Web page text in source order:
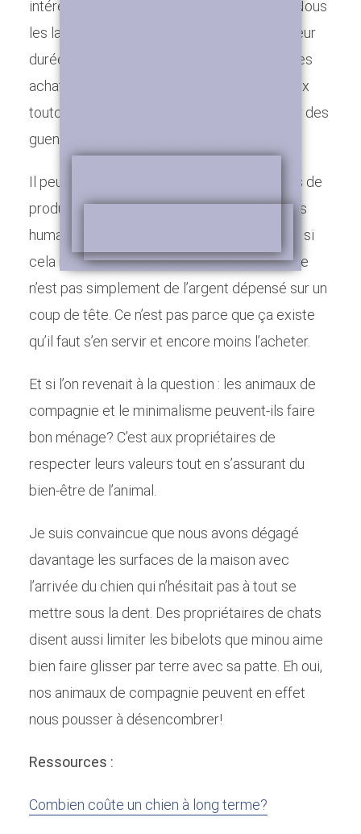
Par
intéressent notre animal plus que d’autres. Nous
les lavons régulièrement ce qui augmente leur
durée de vie. Pas toujours besoin de faire des
achats : l’on peut modifier et réparer les vieux
toutous pour les rendre sécuritaires, tresser des
guenilles pour des cordes à mordiller, etc.
Il peut y avoir des justifications pour l’achats de
produits pour animaux mais, comme pour les
humains, il faut se poser la question à savoir si
cela nous rapproche de nos priorités ou si ce
n’est pas simplement de l’argent dépensé sur un
coup de tête. Ce n’est pas parce que ça existe
qu’il faut s’en servir et encore moins l’acheter.
Et si l’on revenait à la question : les animaux de
compagnie et le minimalisme peuvent-ils faire
bon ménage? C’est aux propriétaires de
respecter leurs valeurs tout en s’assurant du
bien-être de l’animal.
Je suis convaincue que nous avons dégagé
davantage les surfaces de la maison avec
l’arrivée du chien qui n’hésitait pas à tout se
mettre sous la dent. Des propriétaires de chats
disent aussi limiter les bibelots que minou aime
bien faire glisser par terre avec sa patte. Eh oui,
nos animaux de compagnie peuvent en effet
nous pousser à désencombrer!
Ressources :
Combien coûte un chien à long terme?